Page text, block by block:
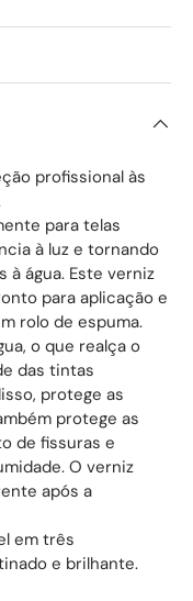
profissional às
para telas
à luz e tornando
água. Este verniz
para aplicação e
rolo de espuma.
o que realça o
das tintas
protege as
protege as
de fissuras e
O verniz
após a
em três
e brilhante.